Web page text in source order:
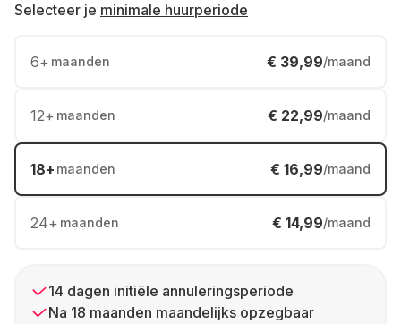
Selecteer je minimale huurperiode
6+ maanden € 39,99/maand
12+ maanden € 22,99/maand
18+ maanden € 16,99/maand
24+ maanden € 14,99/maand
14 dagen initiële annuleringsperiode
Na 18 maanden maandelijks opzegbaar